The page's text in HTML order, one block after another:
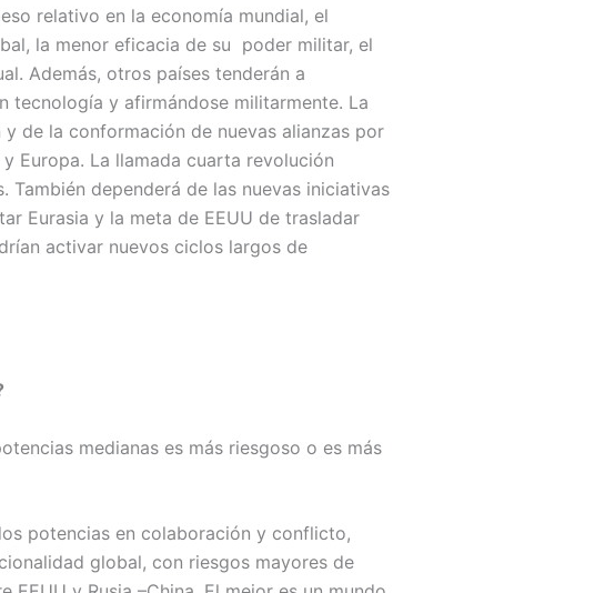
relativo en la economía mundial, el
la menor eficacia de su poder militar, el
Además, otros países tenderán a
tecnología y afirmándose militarmente. La
de la conformación de nuevas alianzas por
Europa. La llamada cuarta revolución
dependerá de las nuevas iniciativas
Eurasia y la meta de EEUU de trasladar
activar nuevos ciclos largos de
medianas es más riesgoso o es más
potencias en colaboración y conflicto,
global, con riesgos mayores de